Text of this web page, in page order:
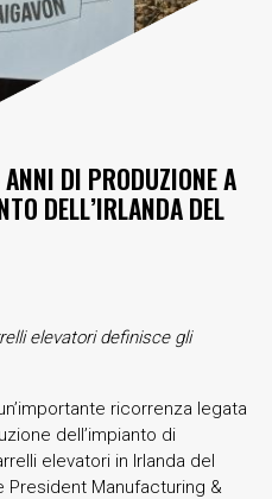
DI PRODUZIONE A
DELL’IRLANDA DEL
elevatori definisce gli
ricorrenza legata
dell’impianto di
elevatori in Irlanda del
President Manufacturing &